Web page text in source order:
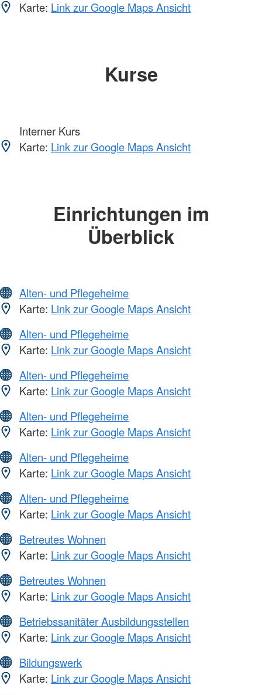
Karte: Link zur Google Maps Ansicht
Kurse
Interner Kurs
Karte: Link zur Google Maps Ansicht
Einrichtungen im
Überblick
Alten- und Pflegeheime
Karte: Link zur Google Maps Ansicht
Alten- und Pflegeheime
Karte: Link zur Google Maps Ansicht
Alten- und Pflegeheime
Karte: Link zur Google Maps Ansicht
Alten- und Pflegeheime
Karte: Link zur Google Maps Ansicht
Alten- und Pflegeheime
Karte: Link zur Google Maps Ansicht
Alten- und Pflegeheime
Karte: Link zur Google Maps Ansicht
Betreutes Wohnen
Karte: Link zur Google Maps Ansicht
Betreutes Wohnen
Karte: Link zur Google Maps Ansicht
Betriebssanitäter Ausbildungsstellen
Karte: Link zur Google Maps Ansicht
Bildungswerk
Karte: Link zur Google Maps Ansicht